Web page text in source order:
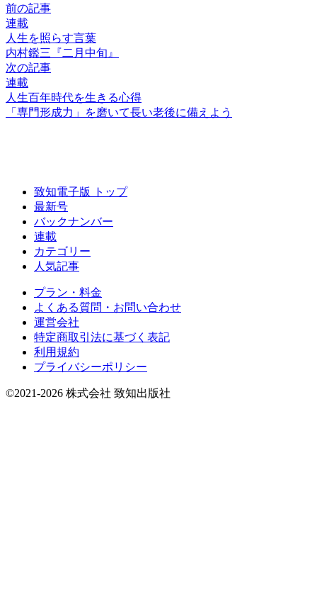
前の記事
連載
人生を照らす言葉
内村鑑三『二月中旬』
次の記事
連載
人生百年時代を生きる心得
「専門形成力」を磨いて長い老後に備えよう
致知電子版 トップ
最新号
バックナンバー
連載
カテゴリー
人気記事
プラン・料金
よくある質問・お問い合わせ
運営会社
特定商取引法に基づく表記
利用規約
プライバシーポリシー
©2021-2026 株式会社 致知出版社